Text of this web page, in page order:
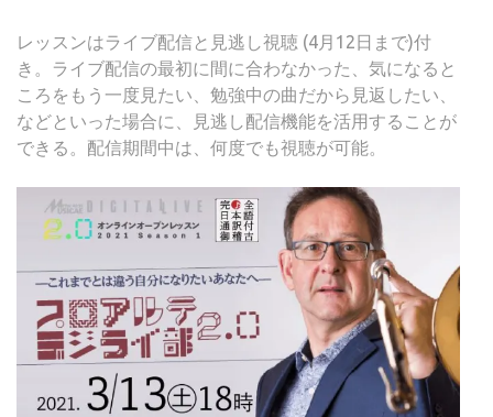
レッスンはライブ配信と見逃し視聴 (4月12日まで)付
き。ライブ配信の最初に間に合わなかった、気になると
ころをもう一度見たい、勉強中の曲だから見返したい、
などといった場合に、見逃し配信機能を活用することが
できる。配信期間中は、何度でも視聴が可能。